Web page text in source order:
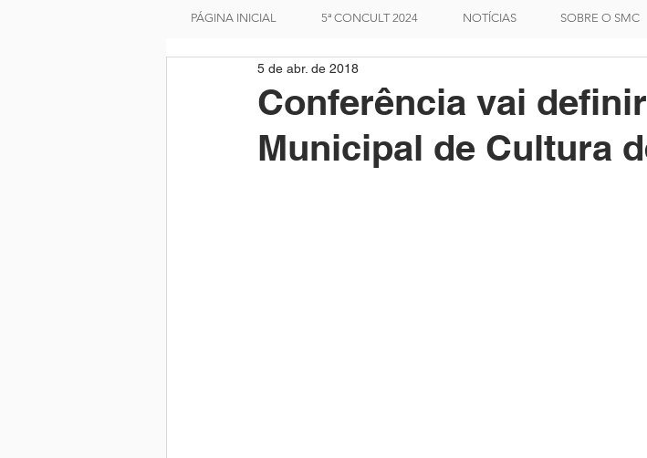
PÁGINA INICIAL 5ª CONCULT 2024 NOTÍCIAS SOBRE O SMC
Conferência vai
Municipal de Cultura
5 de abr. de 2018